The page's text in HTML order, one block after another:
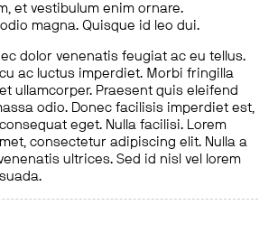
et vestibulum enim ornare.
magna. Quisque id leo dui.
dolor venenatis feugiat ac eu tellus.
ac luctus imperdiet. Morbi fringilla
ullamcorper. Praesent quis eleifend
odio. Donec facilisis imperdiet est,
eget. Nulla facilisi. Lorem
consectetur adipiscing elit. Nulla a
ultrices. Sed id nisl vel lorem